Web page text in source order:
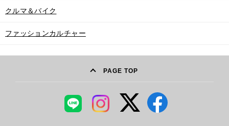
クルマ＆バイク
ファッションカルチャー
PAGE TOP